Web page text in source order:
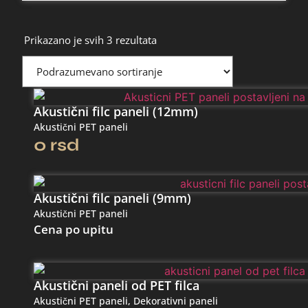
Prikazano je svih 3 rezultata
Akustični filc paneli (12mm)
Akustični PET paneli
0 rsd
Akustični filc paneli (9mm)
Akustični PET paneli
Cena po upitu
Akustični paneli od PET filca
Akustični PET paneli, Dekorativni paneli